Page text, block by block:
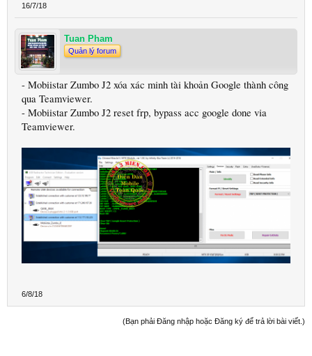
16/7/18
Tuan Pham
Quản lý forum
- Mobiistar Zumbo J2 xóa xác minh tài khoản Google thành công
qua Teamviewer.
- Mobiistar Zumbo J2 reset frp, bypass acc google done via
Teamviewer.
6/8/18
(Bạn phải Đăng nhập hoặc Đăng ký để trả lời bài viết.)